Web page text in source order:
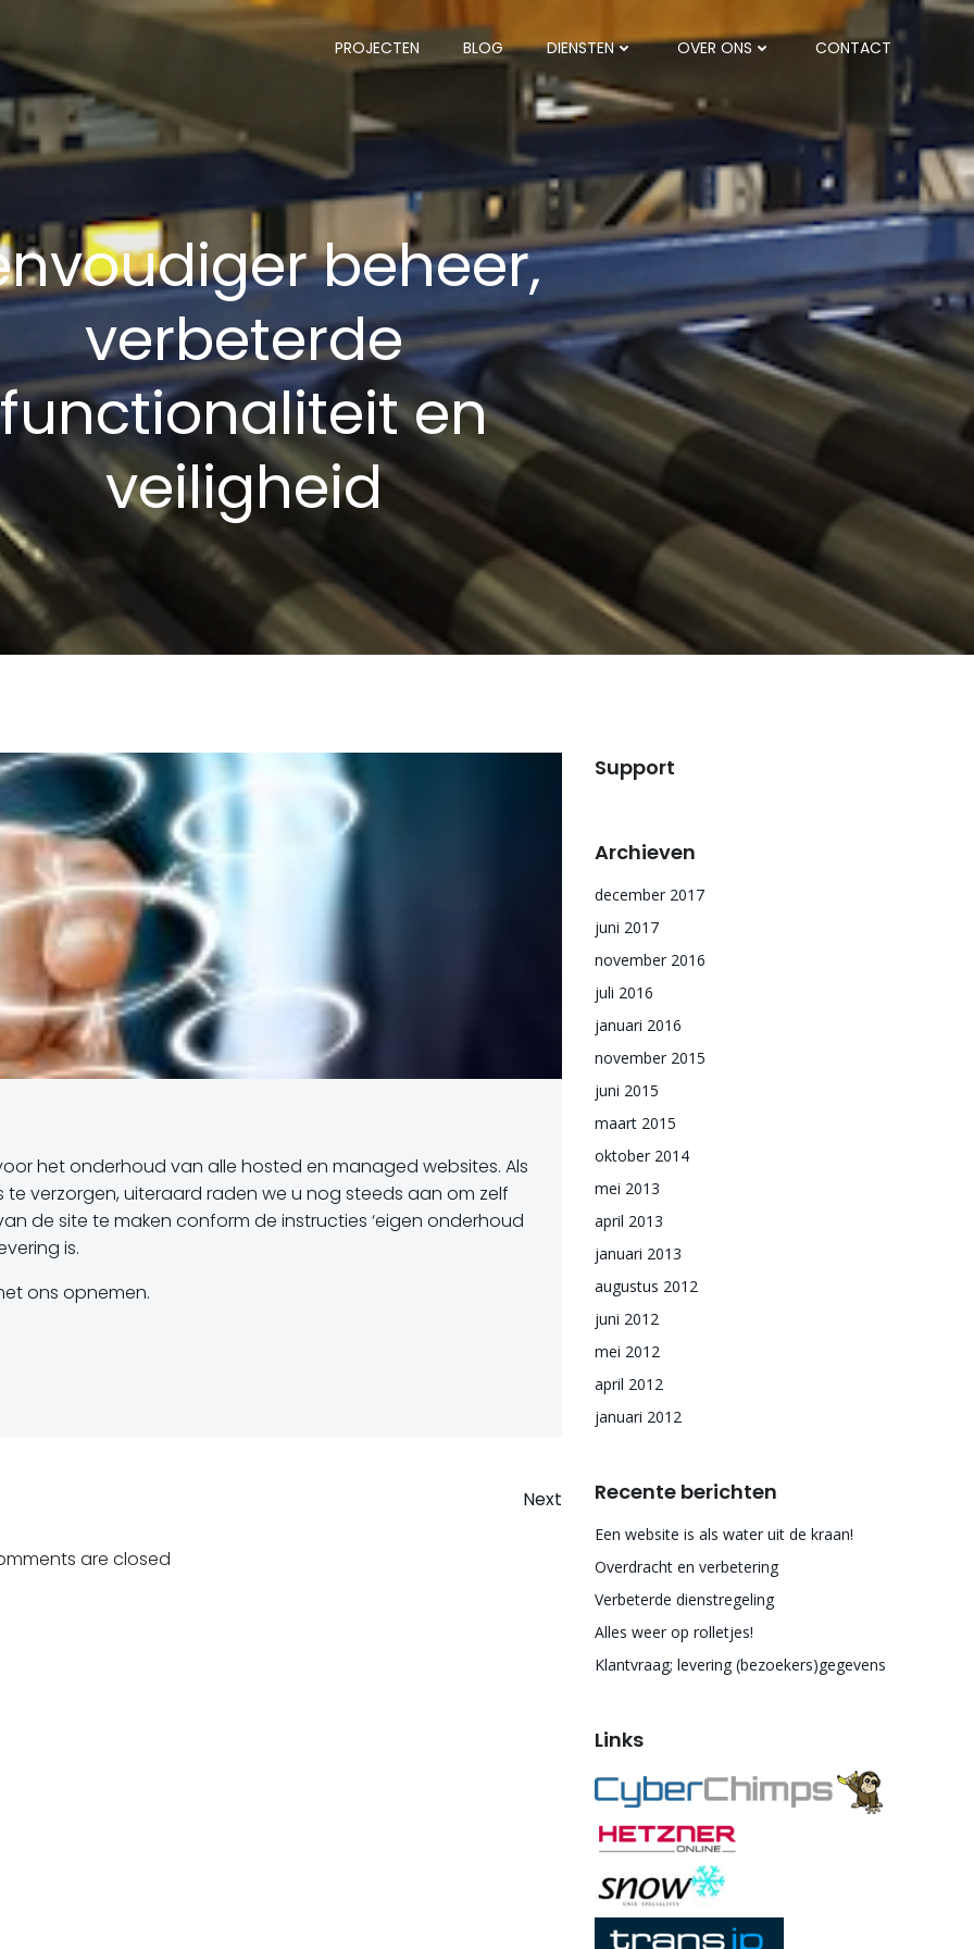
PROJECTEN BLOG DIENSTEN OVER ONS CONTACT
beheer,
verbeterde
functionaliteit en
veiligheid
het onderhoud van alle hosted en managed websites. Als
verzorgen, uiteraard raden we u nog steeds aan om zelf
de site te maken conform de instructies ‘eigen onderhoud
is.
ons opnemen.
navigatie
Next
are closed
Support
Archieven
december 2017
juni 2017
november 2016
juli 2016
januari 2016
november 2015
juni 2015
maart 2015
oktober 2014
mei 2013
april 2013
januari 2013
augustus 2012
juni 2012
mei 2012
april 2012
januari 2012
Recente berichten
Een website is als water uit de kraan!
Overdracht en verbetering
Verbeterde dienstregeling
Alles weer op rolletjes!
Klantvraag; levering (bezoekers)gegevens
Links